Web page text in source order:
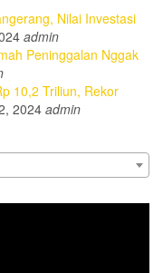
Nilai Investasi
admin
Peninggalan Nggak
10,2 Triliun, Rekor
2024admin